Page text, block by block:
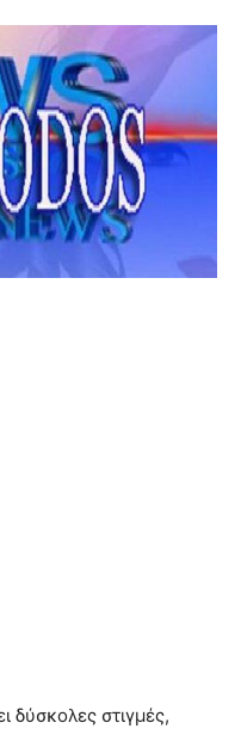
δύσκολες στιγμές,